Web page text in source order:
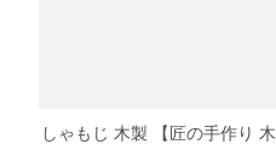
しゃもじ 木製 【匠の手作り 木